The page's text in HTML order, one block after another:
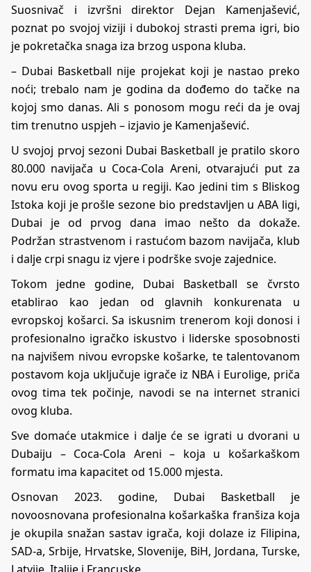
Suosnivač i izvršni direktor Dejan Kamenjašević,
poznat po svojoj viziji i dubokoj strasti prema igri, bio
je pokretačka snaga iza brzog uspona kluba.
– Dubai Basketball nije projekat koji je nastao preko
noći; trebalo nam je godina da dođemo do tačke na
kojoj smo danas. Ali s ponosom mogu reći da je ovaj
tim trenutno uspjeh – izjavio je Kamenjašević.
U svojoj prvoj sezoni Dubai Basketball je pratilo skoro
80.000 navijača u Coca-Cola Areni, otvarajući put za
novu eru ovog sporta u regiji. Kao jedini tim s Bliskog
Istoka koji je prošle sezone bio predstavljen u ABA ligi,
Dubai je od prvog dana imao nešto da dokaže.
Podržan strastvenom i rastućom bazom navijača, klub
i dalje crpi snagu iz vjere i podrške svoje zajednice.
Tokom jedne godine, Dubai Basketball se čvrsto
etablirao kao jedan od glavnih konkurenata u
evropskoj košarci. Sa iskusnim trenerom koji donosi i
profesionalno igračko iskustvo i liderske sposobnosti
na najvišem nivou evropske košarke, te talentovanom
postavom koja uključuje igrače iz NBA i Eurolige, priča
ovog tima tek počinje, navodi se na internet stranici
ovog kluba.
Sve domaće utakmice i dalje će se igrati u dvorani u
Dubaiju – Coca-Cola Areni – koja u košarkaškom
formatu ima kapacitet od 15.000 mjesta.
Osnovan 2023. godine, Dubai Basketball je
novoosnovana profesionalna košarkaška franšiza koja
je okupila snažan sastav igrača, koji dolaze iz Filipina,
SAD-a, Srbije, Hrvatske, Slovenije, BiH, Jordana, Turske,